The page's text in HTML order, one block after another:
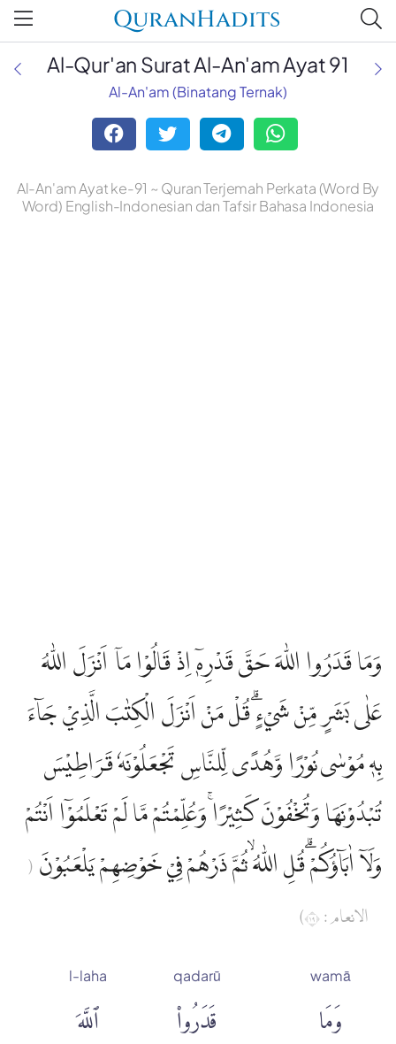
QuranHadits
Al-Qur'an Surat Al-An'am Ayat 91
Al-An'am (Binatang Ternak)
Al-An'am Ayat ke-91 ~ Quran Terjemah Perkata (Word By
Word) English-Indonesian dan Tafsir Bahasa Indonesia
وَمَا قَدَرُوا اللّٰهَ حَقَّ قَدْرِهٖٓ اِذْ قَالُوْا مَآ اَنْزَلَ اللّٰهُ
عَلٰى بَشَرٍ مِّنْ شَيْءٍۗ قُلْ مَنْ اَنْزَلَ الْكِتٰبَ الَّذِيْ جَاۤءَ
بِهٖ مُوْسٰى نُوْرًا وَّهُدًى لِّلنَّاسِ تَجْعَلُوْنَهٗ قَرَاطِيْسَ
تُبْدُوْنَهَا وَتُخْفُوْنَ كَثِيْرًاۚ وَعُلِّمْتُمْ مَّا لَمْ تَعْلَمُوْٓا اَنْتُمْ
وَلَآ اٰبَاۤؤُكُمْ ۗقُلِ اللّٰهُ ۙثُمَّ ذَرْهُمْ فِيْ خَوْضِهِمْ يَلْعَبُوْنَ (
الانعام : ٩١)
wamā
وَمَا
qadarū
قَدَرُوا۟
l-laha
ٱللَّهَ